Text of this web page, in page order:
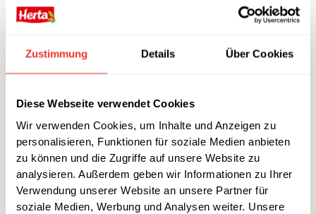
Zustimmung Details Über Cookies
Diese Webseite verwendet Cookies
Wir verwenden Cookies, um Inhalte und Anzeigen zu
personalisieren, Funktionen für soziale Medien anbieten
zu können und die Zugriffe auf unsere Website zu
analysieren. Außerdem geben wir Informationen zu Ihrer
Verwendung unserer Website an unsere Partner für
soziale Medien, Werbung und Analysen weiter. Unsere
2 Eier
GETREIDE &
HÜLSENFRÜCHTE
500 g weißer Spargel, gestutzt
1 Lauchzwiebel
1 Zitrone (Saft)
ÖL & ESSIG
100 ml Olivenöl